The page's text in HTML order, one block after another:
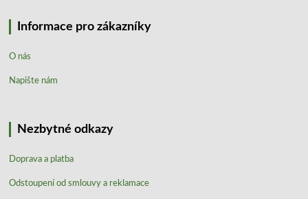
Informace pro zákazníky
O nás
Napište nám
Nezbytné odkazy
Doprava a platba
Odstoupení od smlouvy a reklamace